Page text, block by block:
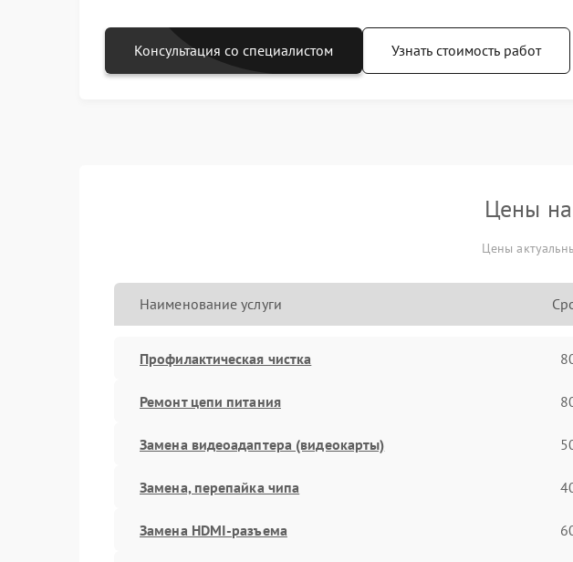
Консультация со специалистом Узнать стоимость работ
Цены
Цены
Наименование услуги
Профилактическая чистка
Ремонт цепи питания
Замена видеоадаптера (видеокарты)
Замена, перепайка чипа
Замена HDMI-разъема